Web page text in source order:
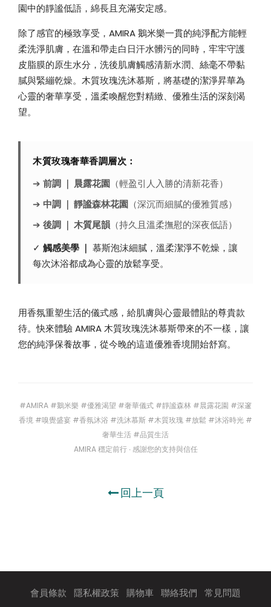
園中的靜謐低語，綿長且充滿安定感。
除了感官的極致享受，AMIRA 鵝米樂一貫的純淨配方能輕
柔洗淨肌膚，在溫和帶走白日汗水髒污的同時，牢牢守護
皮脂膜的原生水分，洗後肌膚觸感清新水潤、絲毫不帶黏
膩與緊繃乾燥。木質玫瑰洗沐慕斯，將基礎的潔淨昇華為
心靈的奢華享受，溫柔喚醒您對精緻、優雅生活的深刻渴
望。
木質玫瑰奢華香調層次：
➔ 前調 ｜ 晨露花園 （輕盈引人入勝的清新花香）
➔ 中調 ｜ 靜謐森林花園 （深沉而細膩的優雅質感）
➔ 後調 ｜ 木質尾韻 （持久且溫柔撫慰的深夜低語）
✓ 觸感美學 ｜ 慕斯泡沫細膩，溫柔潔淨不乾燥，讓
每次沐浴都成為心靈的放鬆享受。
用香氛重塑生活的儀式感，給肌膚與心靈最體貼的尊貴款
待。快來體驗 AMIRA 木質玫瑰洗沐慕斯帶來的不一樣，讓
您的純淨保養故事，從今晚的這道優雅香境開始舒寫。
#AMIRA #鵝米樂 #優雅渴望 #奢華儀式 #靜謐森林 #晨露花園 #深邃
香境 #嗅覺盛宴 #香氛沐浴 #洗沐慕斯 #木質玫瑰 #放鬆 #沐浴時光 #
奢華生活 #品質生活
AMIRA 穩定前行 ∙ 感謝您的支持與信任
回上一頁
會員條款 隱私權政策 購物車 聯絡我們 常見問題